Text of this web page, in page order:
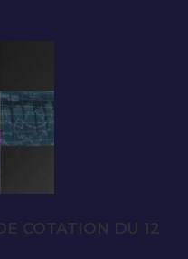
COTATION DU 12